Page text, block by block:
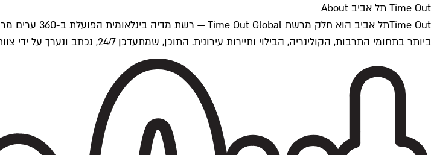
Time Out תל אביב About
ביותר בתחומי התרבות, הקולינריה, הבילוי ותיירות עירונית. התוכן, שמתעדכן 24/7, נכתב ונערך על ידי צוות עיתונאים מקצועי מקומי בישראל, בהתאם לסטנדרטים של Time Out העולמית.